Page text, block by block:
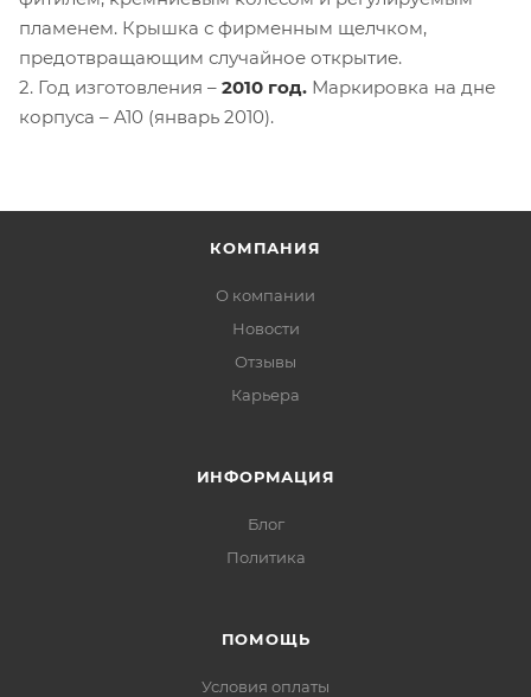
пламенем. Крышка с фирменным щелчком,
предотвращающим случайное открытие.
2. Год изготовления – 2010 год. Маркировка на дне
корпуса – A10 (январь 2010).
КОМПАНИЯ
О компании
Новости
Отзывы
Карьера
ИНФОРМАЦИЯ
Блог
Политика
ПОМОЩЬ
Условия оплаты